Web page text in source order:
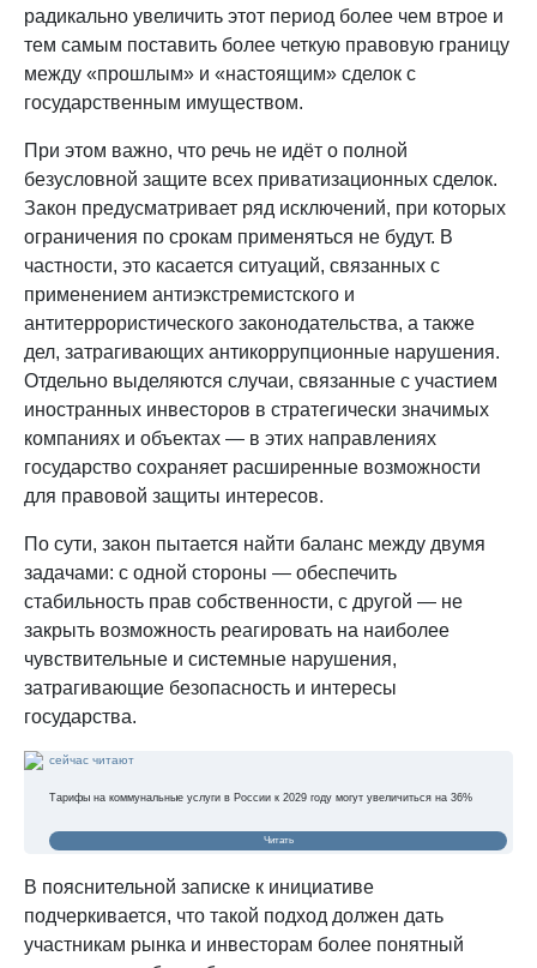
радикально увеличить этот период более чем втрое и
тем самым поставить более четкую правовую границу
между «прошлым» и «настоящим» сделок с
государственным имуществом.
При этом важно, что речь не идёт о полной
безусловной защите всех приватизационных сделок.
Закон предусматривает ряд исключений, при которых
ограничения по срокам применяться не будут. В
частности, это касается ситуаций, связанных с
применением антиэкстремистского и
антитеррористического законодательства, а также
дел, затрагивающих антикоррупционные нарушения.
Отдельно выделяются случаи, связанные с участием
иностранных инвесторов в стратегически значимых
компаниях и объектах — в этих направлениях
государство сохраняет расширенные возможности
для правовой защиты интересов.
По сути, закон пытается найти баланс между двумя
задачами: с одной стороны — обеспечить
стабильность прав собственности, с другой — не
закрыть возможность реагировать на наиболее
чувствительные и системные нарушения,
затрагивающие безопасность и интересы
государства.
сейчас читают
Тарифы на коммунальные услуги в России к 2029 году могут увеличиться на 36%
Читать
В пояснительной записке к инициативе
подчеркивается, что такой подход должен дать
участникам рынка и инвесторам более понятный